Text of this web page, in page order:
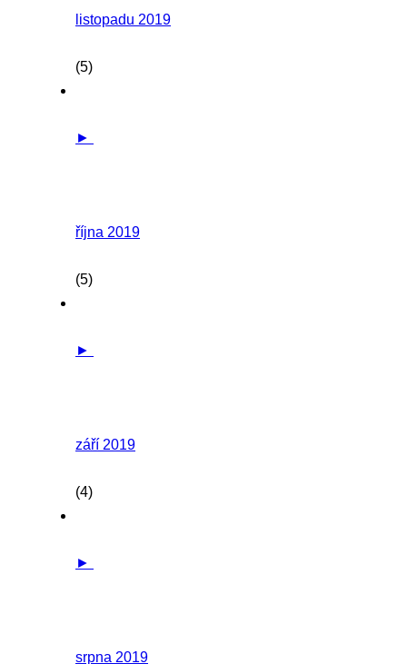
listopadu 2019
(5)
►
října 2019
(5)
►
září 2019
(4)
►
srpna 2019